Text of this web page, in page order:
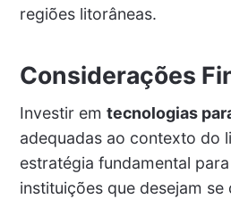
regiões litorâneas.
Considerações
Investir em tecnologias
adequadas ao contexto do
estratégia fundamental
instituições que desejam se